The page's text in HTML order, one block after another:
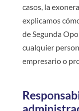
casos, la
explicamos
de Segunda
cualquier
empresario o